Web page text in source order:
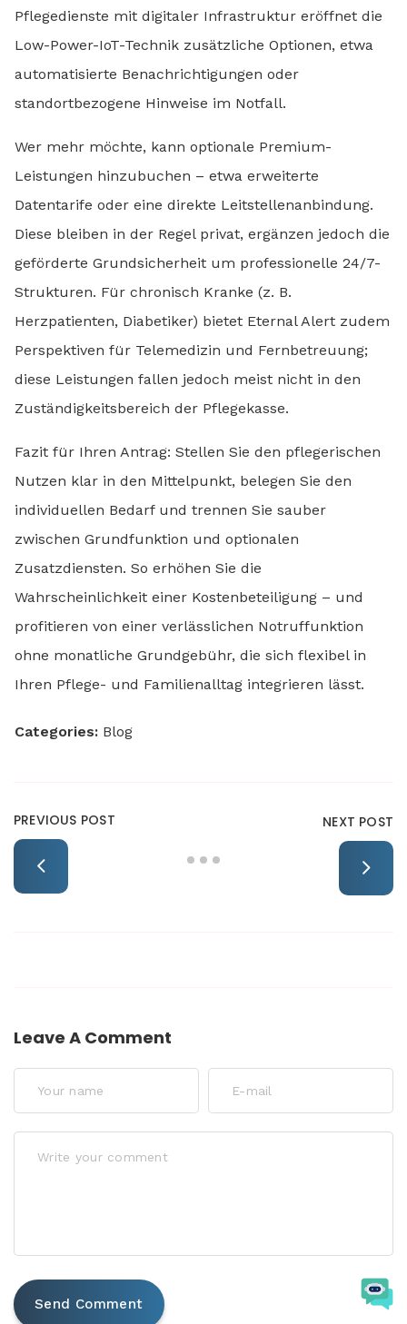
Pflegedienste mit digitaler Infrastruktur eröffnet die
Low-Power-IoT-Technik zusätzliche Optionen, etwa
automatisierte Benachrichtigungen oder
standortbezogene Hinweise im Notfall.
Wer mehr möchte, kann optionale Premium-
Leistungen hinzubuchen – etwa erweiterte
Datentarife oder eine direkte Leitstellenanbindung.
Diese bleiben in der Regel privat, ergänzen jedoch die
geförderte Grundsicherheit um professionelle 24/7-
Strukturen. Für chronisch Kranke (z. B.
Herzpatienten, Diabetiker) bietet Eternal Alert zudem
Perspektiven für Telemedizin und Fernbetreuung;
diese Leistungen fallen jedoch meist nicht in den
Zuständigkeitsbereich der Pflegekasse.
Fazit für Ihren Antrag: Stellen Sie den pflegerischen
Nutzen klar in den Mittelpunkt, belegen Sie den
individuellen Bedarf und trennen Sie sauber
zwischen Grundfunktion und optionalen
Zusatzdiensten. So erhöhen Sie die
Wahrscheinlichkeit einer Kostenbeteiligung – und
profitieren von einer verlässlichen Notruffunktion
ohne monatliche Grundgebühr, die sich flexibel in
Ihren Pflege- und Familienalltag integrieren lässt.
Categories: Blog
PREVIOUS POST NEXT POST
Leave A Comment